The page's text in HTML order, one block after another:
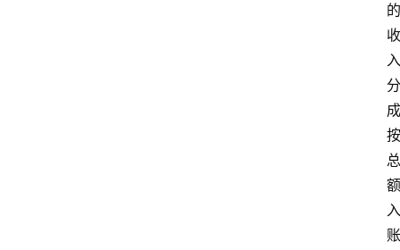
的
收
入
分
成
按
总
额
入
账